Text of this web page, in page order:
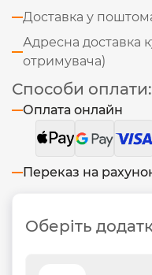
Доставка у
Адресна доставка
отримувача)
Способи оплати:
Оплата онлайн
Переказ на
Оберіть